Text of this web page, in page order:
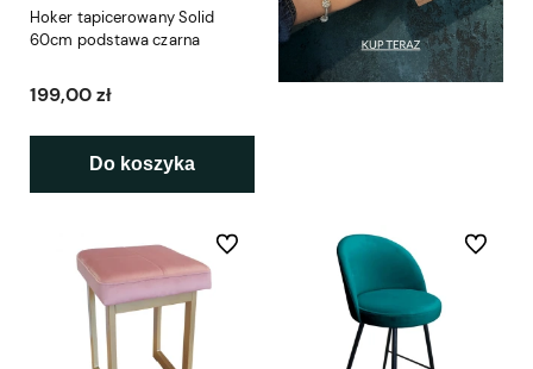
Hoker tapicerowany Solid
60cm podstawa czarna
199,00 zł
Do koszyka
Do ulubionych Do